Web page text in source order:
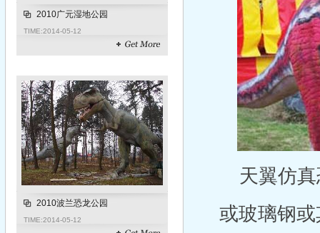
2010广元湿地公园
TIME:2014-05-12
2010波兰恐龙公园
TIME:2014-05-12
天翼仿真
或玻璃钢